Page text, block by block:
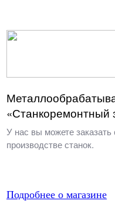
«Станкоремонтный
У нас вы можете
производстве станок.
Подробнее о магазине